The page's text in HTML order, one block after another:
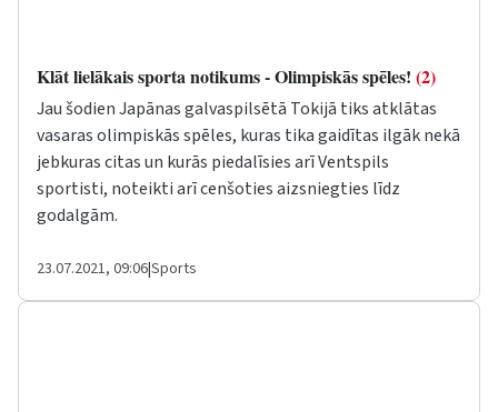
Klāt lielākais sporta notikums - Olimpiskās spēles! (2)
Jau šodien Japānas galvaspilsētā Tokijā tiks atklātas
vasaras olimpiskās spēles, kuras tika gaidītas ilgāk nekā
jebkuras citas un kurās piedalīsies arī Ventspils
sportisti, noteikti arī cenšoties aizsniegties līdz
godalgām.
23.07.2021, 09:06|Sports